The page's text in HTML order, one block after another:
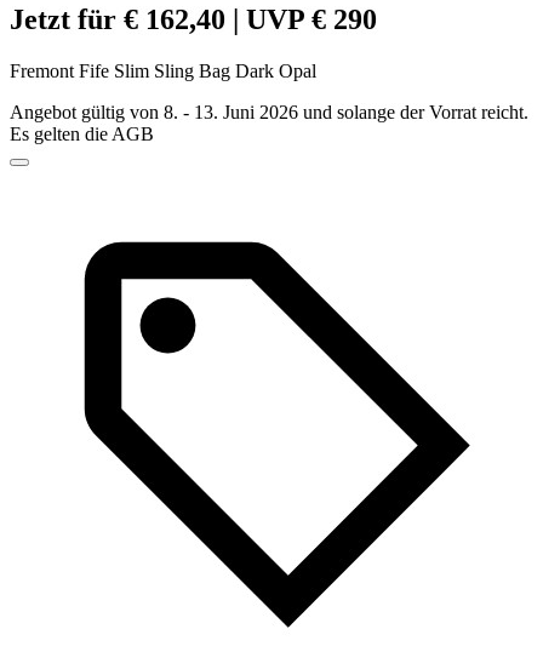
Jetzt für € 162,40 | UVP € 290
Fremont Fife Slim Sling Bag Dark Opal
Angebot gültig von 8. - 13. Juni 2026 und solange der Vorrat reicht.
Es gelten die AGB